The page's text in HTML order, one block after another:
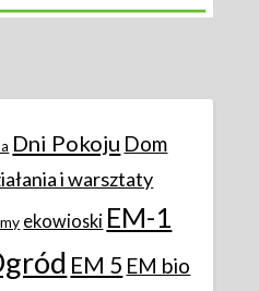
Dni Pokoju Dom
i warsztaty
ekowioski EM-1
EM 5 EM bio